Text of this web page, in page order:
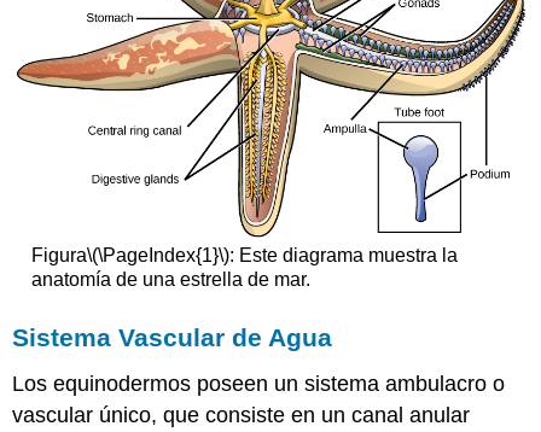
Figura\(\PageIndex{1}\): Este diagrama muestra la
anatomía de una estrella de mar.
Sistema Vascular de Agua
Los equinodermos poseen un sistema ambulacro o
vascular único, que consiste en un canal anular